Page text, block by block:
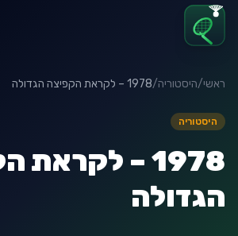
ראשי/היסטוריה/1978 – לקראת הקפיצה הגדולה
היסטוריה
1978 –
הגדולה